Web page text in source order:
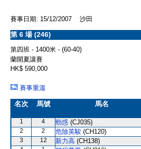
賽事日期: 15/12/2007 沙田
第 6 場 (246)
第四班 - 1400米 - (60-40)
蘭開夏讓賽
HK$ 590,000
賽事重溫
名次 馬號 馬名
1 4 勁惑 (CJ035)
2
2 危險英駿 (CH120)
3
12 新力高 (CH138)